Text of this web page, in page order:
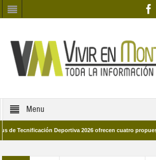
Menu
Deportiva 2026 ofrecen cuatro propuestas